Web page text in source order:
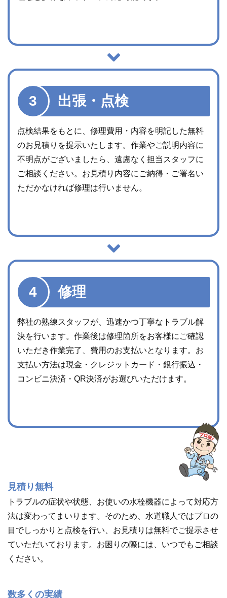
理など多様なトラブルに対応可能です。
点検結果をもとに、修理費用・内容を明記した無料
のお見積りを提示いたします。作業やご説明内容に
不明点がございましたら、遠慮なく担当スタッフに
ご相談ください。お見積り内容にご納得・ご署名い
ただかなければ修理は行いません。
弊社の熟練スタッフが、迅速かつ丁寧なトラブル解
決を行います。作業後は修理箇所をお客様にご確認
いただき作業完了、費用のお支払いとなります。お
支払い方法は現金・クレジットカード・銀行振込・